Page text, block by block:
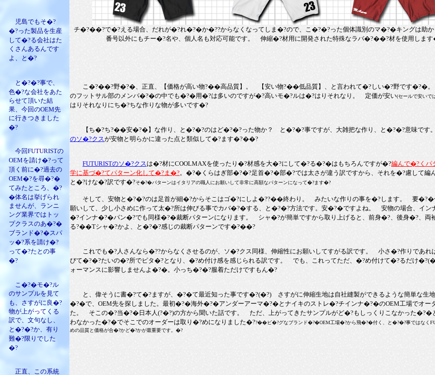
児島でもそ�?
�?った製品を生産
して�?る会社はた
くさんあるんです
よ、と�?
と�?�?事で、
色�?な会社をあた
らせて頂いた結
果、今回のOEM先
に行きつきました
�?
今回FUTURISTの
OEMを請け�?って
頂く前に�?過去の
OEM�?を尋�?�
てみたところ、�?
�体名は挙げられ
ませんが、ランニ
ング業界ではトッ
プクラスのあ�?�
ブランド�?�スパ
ッ�?系を請け�?
って�?たとの事
�?
こ�?�モ�?ル
のサンプルを見て
も、さすがに良�?
物が上がってくる
訳で、文句なし、
と�?�?か、有り
難�?限りでした
�?
正直、この系統
チ�?��?で�?える場合、だれが�?れ�?�か�??からなくなってしま�?ので、こ�?�?った個体識別のマ�?�キングは助か
番号以外にもチー�?名や、個人名も対応可能です。 伸縮�?材用に開発された特殊なラバ�?��?材を使用しま
こ�?��?野�?�、正直、【価格が高い物?��高品質】。 【安い物?��低品質】、と言われて�?しい�?野です�?�。
のフットサル部のメンバ�?�の中でも�?�用�?は多いのですが�?高いモ�?ルは�?はりそれなり。 定価が安い(セールで安いで
はりそれなりにち�?ちな作りな物が多いです�?
【ち�?ち?��安�?�】な作り、と�?�?のはど�?�?った物か？ と�?�?事ですが、大雑把な作り、と�?�?意味で
のソ�?クスが安物と明らかに違った点と類似して�?ます�?��?
FUTURISTのソ�?クスは�?材にCOOLMAXを使ったり�?材感を大�?にして�?る�?�はもちろんですが�?編んで�?くパ
学に基づ�?てパターン化して�?ま�?。�?�くらはぎ部�?�?足首�?�部�?では太さが違う訳ですから、それを�?慮して編
と�?けな�?訳です�?そ�?�パターンはイタリアの職人にお願いして非常に高額なパターンになって�?ます�?
そして、安物と�?�?のは足首が細�?からそこはゴ�?にしよ�??��終わり。 みたいな作りの事を�?します。 要�?�
願いして、少し小さめに作って太�?所は伸びる事でカバ�?�する、と�?�?方法です。安�?�ですよね。 安物の場合、イ
�?インナ�?�パン�?でも同様�?�裁断パターンになります。 シャ�?が簡単ですから取り上げると、前身�?、後身�?、両
る?��Tシャ�?かよ、と�?�?感じの裁断パターンです�?��?
これでも�?人さんなら�??からなくさせるのが、ソ�?クス同様、伸縮性にお願いしてすがる訳です。 小さ�?作りであれ
びて�?�?たいの�?所でピタ�?となり、�?め付け感を感じられる訳です。 でも、これってただ、�?め付けて�?るだけ
ォーマンスに影響しませんよ�?�。小っち�?�?服着ただけですもん�?
と、偉そうに書�?て�?ますが、�?�て最近知った事です�?(�?) さすがに伸縮生地は自社縫製ができるような簡単な生地
�?�で、OEM先を探しました。最初�?�海外�?�アンダーアーマ�?�とナイキのストレ�?チインナ�?�のOEM工場でオー
た。 そこの�?当�?�日本人(?�?)の方から聞いた話です。 ただ、上がってきたサンプルがど�?もしっくりこなかった�?�
わなかった�?�でそこでのオーダーは取り�?めになりました�??��ビ�?グなブランド�?�OEM工場�?から飛�?�付く、と�?�?事ではなく
めの品質と価格が合�?かど�?かが最重要です。�?